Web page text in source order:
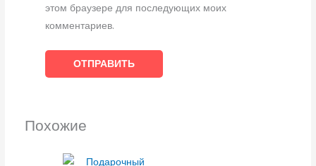
этом браузере для последующих моих
комментариев.
Похожие